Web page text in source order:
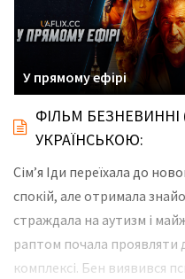
У прямому ефірі
ФІЛЬМ
УКРАЇНСЬКОЮ:
Сім’я Іди переїхала до
спокій, але отримала
страждала на аутизм і
раптом почала проявляти
комплексі. Бен виявився